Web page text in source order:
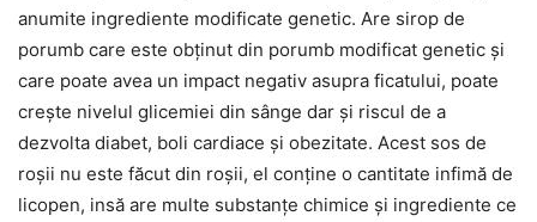
anumite ingrediente modificate genetic. Are sirop de
porumb care este obținut din porumb modificat genetic și
care poate avea un impact negativ asupra ficatului, poate
crește nivelul glicemiei din sânge dar și riscul de a
dezvolta diabet, boli cardiace și obezitate. Acest sos de
roșii nu este făcut din roșii, el conține o cantitate infimă de
licopen, insă are multe substanțe chimice și ingrediente ce